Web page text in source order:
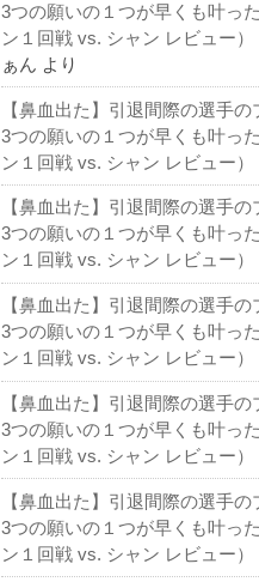
3つの願いの１つが早くも叶っ
ン１回戦 vs. シャン レビュー）
ぁん より
【鼻血出た】引退間際の選手の
3つの願いの１つが早くも叶っ
ン１回戦 vs. シャン レビュー）
【鼻血出た】引退間際の選手の
3つの願いの１つが早くも叶っ
ン１回戦 vs. シャン レビュー）
【鼻血出た】引退間際の選手の
3つの願いの１つが早くも叶っ
ン１回戦 vs. シャン レビュー）
【鼻血出た】引退間際の選手の
3つの願いの１つが早くも叶っ
ン１回戦 vs. シャン レビュー）
【鼻血出た】引退間際の選手の
3つの願いの１つが早くも叶っ
ン１回戦 vs. シャン レビュー）